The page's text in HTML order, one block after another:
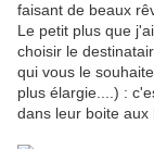
faisant de beaux
Le petit plus que
choisir le
qui vous le
plus élargie....) :
dans leur boite aux